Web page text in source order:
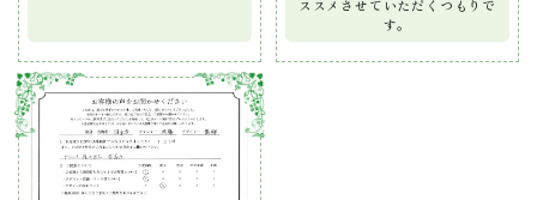
ススメさせていただくつもりで
す。